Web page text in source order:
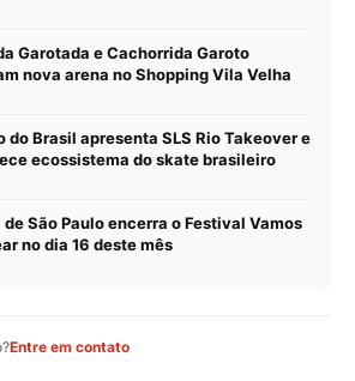
Garotada e Cachorrida Garoto
nova arena no Shopping Vila Velha
do Brasil apresenta SLS Rio Takeover e
ecossistema do skate brasileiro
de São Paulo encerra o Festival Vamos
no dia 16 deste mês
Entre em contato